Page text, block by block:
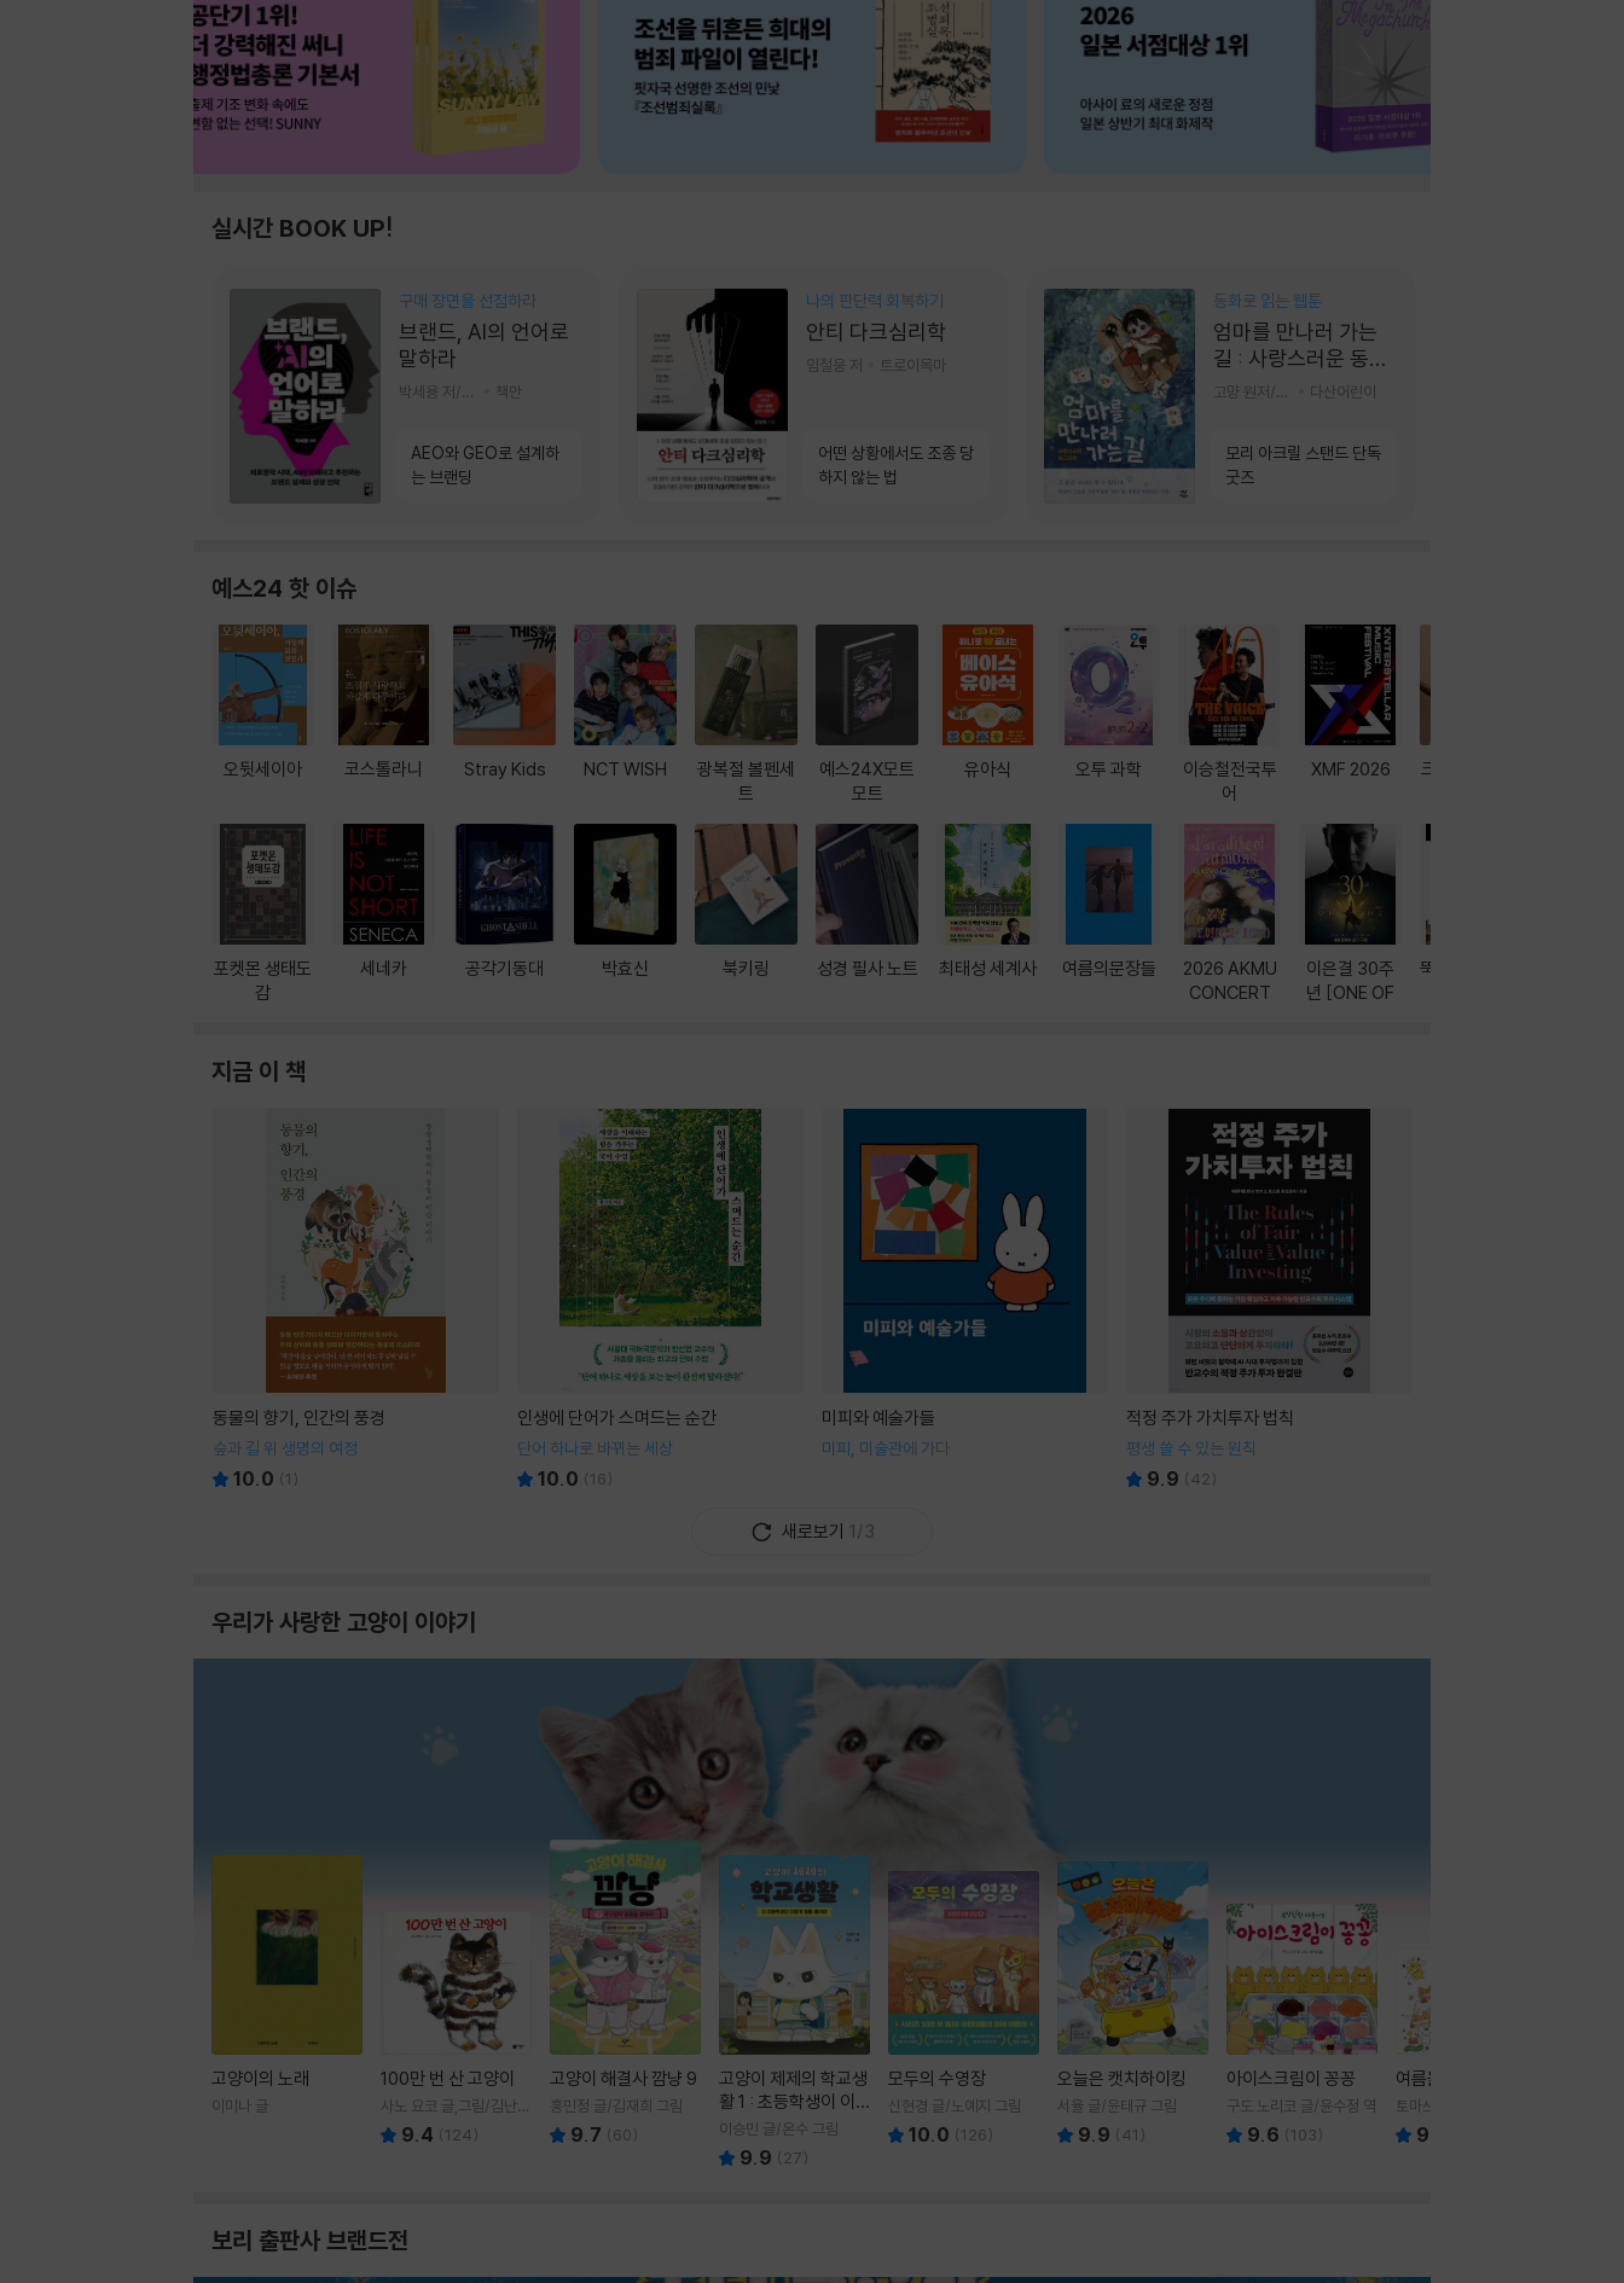
실시간 BOOK UP!
구매 장면을 선점하라
브랜드, AI의 언어로
말하라
책만
AEO와 GEO로 설계하
는 브랜딩
나의 판단력 회복하기
안티 다크심리학
임철웅 저 트로이목마
어떤 상황에서도 조종 당
하지 않는 법
동화로 읽는 웹툰
엄마를 만나러 가는
길 : 사랑스러운 동그
라미
다산어린이
모리 아크릴 스탠드 단독
굿즈
예스24 핫 이슈
오뒷세이아
포켓몬 생태도
감
코스톨라니
세네카
Stray Kids
공각기동대
NCT WISH
박효신
광복절 볼펜세
트
북키링
예스24X모트
모트
성경 필사 노트
유아식
최태성 세계사
오투 과학
여름의문장들
이승철전국투
어
2026 AKMU
CONCERT
XMF 2026
이은결 30주
년 [ONE OF
크레마 이북 리
뚝딱! AI 3대장
지금 이 책
동물의 향기, 인간의 풍경
숲과 길 위 생명의 여정
10.0 (1 )
인생에 단어가 스며드는 순간
단어 하나로 바뀌는 세상
10.0 (16)
미피와 예술가들
미피, 미술관에 가다
적정 주가 가치투자 법칙
평생 쓸 수 있는 원칙
9.9 (42)
새로보기 1/3
우리가 사랑한 고양이 이야기
고양이의 노래
이미나 글
100만 번 산 고양이
사노 요코 글,그림/김난주
역 9.4 (124)
고양이 해결사 깜냥 9
홍민정 글/김재희 그림
9.7 (60)
고양이 제제의 학교생
활 1 : 초등학생이 이
렇게 힘들 줄이야
이승민 글/온수 그림
9.9 ( 27)
모두의 수영장
신현경 글/노예지 그림
10.0 (126)
오늘은 캣치하이킹
서율 글/윤태규 그림
9.9 (41 )
아이스크림이 꽁꽁
구도 노리코 글/윤수정 역
9.6 (103)
여름을 부탁해
토마쓰리 글그림
9.8
보리 출판사 브랜드전